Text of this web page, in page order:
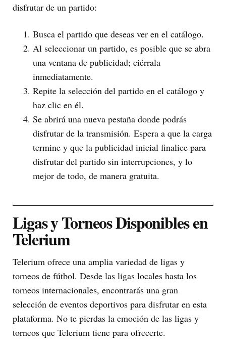
disfrutar de un partido:
Busca el partido que deseas ver en el catálogo.
Al seleccionar un partido, es posible que se abra
una ventana de publicidad; ciérrala
inmediatamente.
Repite la selección del partido en el catálogo y
haz clic en él.
Se abrirá una nueva pestaña donde podrás
disfrutar de la transmisión. Espera a que la carga
termine y que la publicidad inicial finalice para
disfrutar del partido sin interrupciones, y lo
mejor de todo, de manera gratuita.
Ligas y Torneos Disponibles en
Telerium
Telerium ofrece una amplia variedad de ligas y
torneos de fútbol. Desde las ligas locales hasta los
torneos internacionales, encontrarás una gran
selección de eventos deportivos para disfrutar en esta
plataforma. No te pierdas la emoción de las ligas y
torneos que Telerium tiene para ofrecerte.